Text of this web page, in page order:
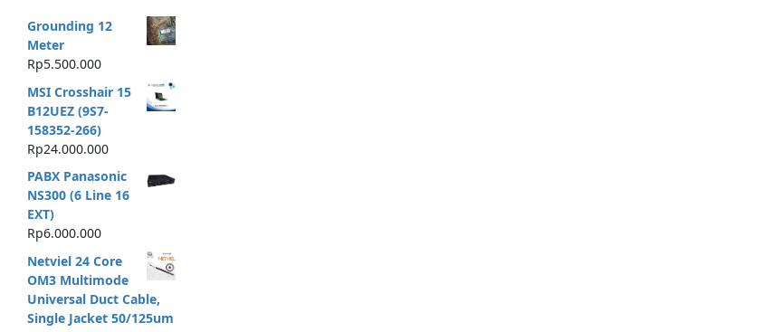
Grounding 12
Meter
Rp5.500.000
MSI Crosshair 15
B12UEZ (9S7-
158352-266)
Rp24.000.000
PABX Panasonic
NS300 (6 Line 16
EXT)
Rp6.000.000
Netviel 24 Core
OM3 Multimode
Universal Duct Cable,
Single Jacket 50/125um